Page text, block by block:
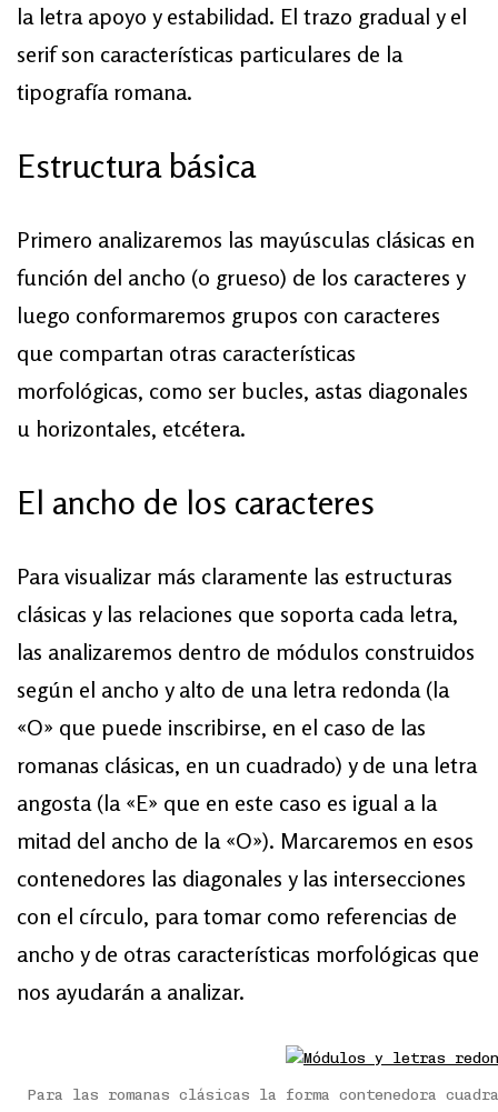
la letra apoyo y estabilidad. El trazo gradual y el
serif son características particulares de la
tipografía romana.
Estructura básica
Primero analizaremos las mayúsculas clásicas en
función del ancho (o grueso) de los caracteres y
luego conformaremos grupos con caracteres
que compartan otras características
morfológicas, como ser bucles, astas diagonales
u horizontales, etcétera.
El ancho de los caracteres
Para visualizar más claramente las estructuras
clásicas y las relaciones que soporta cada letra,
las analizaremos dentro de módulos construidos
según el ancho y alto de una letra redonda (la
«O» que puede inscribirse, en el caso de las
romanas clásicas, en un cuadrado) y de una letra
angosta (la «E» que en este caso es igual a la
mitad del ancho de la «O»). Marcaremos en esos
contenedores las diagonales y las intersecciones
con el círculo, para tomar como referencias de
ancho y de otras características morfológicas que
nos ayudarán a analizar.
Para las romanas clásicas la forma contenedora